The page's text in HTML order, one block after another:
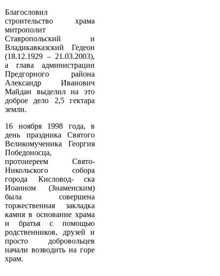
Благословил
строительство храма
митрополит
Ставропольский и
Владикавказский Гедеон
(18.12.1929 – 21.03.2003),
а глава администрации
Предгорного района
Александр Иванович
Майдан выделил на это
доброе дело 2,5 гектара
земли.
16 ноября 1998 года, в
день праздника Святого
Великомученика Георгия
Победоносца,
протоиереем Свято-
Никольского собора
города Кисловод- ска
Иоанном (Знаменским)
была совершена
торжественная закладка
камня в основание храма
и братья с помощью
родственников, друзей и
просто добровольцев
начали возводить на горе
храм.